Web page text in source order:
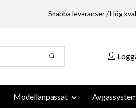
Snabba leveranser / Hög
Modellanpassat